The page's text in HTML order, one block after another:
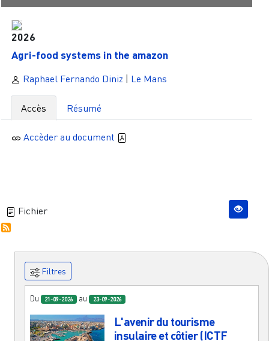
2026
Agri-food systems in the amazon
Raphael Fernando Diniz | Le Mans
Accès Résumé
Accèder au document
Fichier
Filtres
Du 21-09-2026 au 23-09-2026
L'avenir du tourisme
insulaire et côtier (ICTF